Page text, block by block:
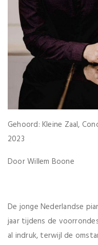
Gehoord: Kleine Zaal,
2023
Door Willem Boone
De jonge Nederlandse
jaar tijdens de
al indruk, terwijl de